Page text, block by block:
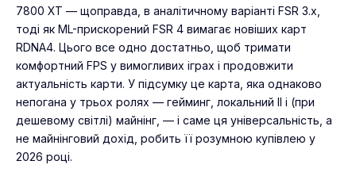
7800 XT — щоправда, в аналітичному варіанті FSR 3.x,
тоді як ML-прискорений FSR 4 вимагає новіших карт
RDNA4. Цього все одно достатньо, щоб тримати
комфортний FPS у вимогливих іграх і продовжити
актуальність карти. У підсумку це карта, яка однаково
непогана у трьох ролях — гейминг, локальний ІІ і (при
дешевому світлі) майнінг, — і саме ця універсальність, а
не майнінговий дохід, робить її розумною купівлею у
2026 році.